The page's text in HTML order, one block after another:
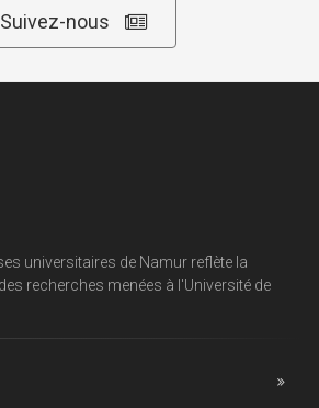
Suivez-nous
universitaires de Namur reflète la
recherches menées à l'Université de